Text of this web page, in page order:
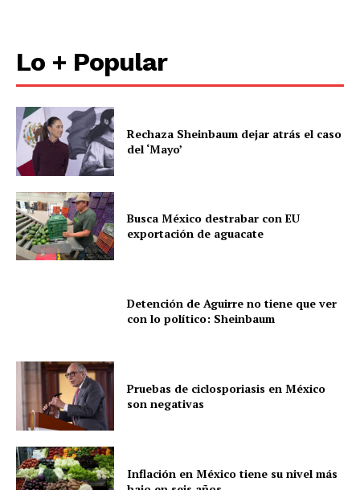
Lo + Popular
Rechaza Sheinbaum dejar atrás el caso
del ‘Mayo’
Busca México destrabar con EU
exportación de aguacate
Detención de Aguirre no tiene que ver
con lo político: Sheinbaum
Pruebas de ciclosporiasis en México
son negativas
Inflación en México tiene su nivel más